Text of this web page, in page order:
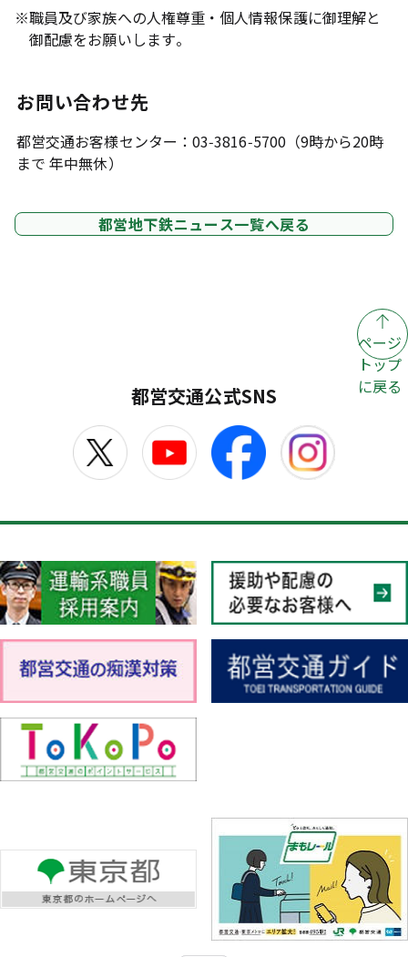
※職員及び家族への人権尊重・個人情報保護に御理解と
御配慮をお願いします。
お問い合わせ先
都営交通お客様センター：03-3816-5700（9時から20時
まで 年中無休）
都営地下鉄ニュース一覧へ戻る
ページ
トップ
に戻る
都営交通公式SNS